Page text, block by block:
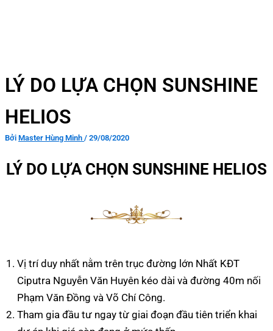
LÝ DO LỰA CHỌN SUNSHINE
HELIOS
Bởi Master Hùng Minh / 29/08/2020
LÝ DO LỰA CHỌN SUNSHINE HELIOS
Vị trí duy nhất nằm trên trục đường lớn Nhất KĐT
Ciputra Nguyễn Văn Huyên kéo dài và đường 40m nối
Phạm Văn Đồng và Võ Chí Công.
Tham gia đầu tư ngay từ giai đoạn đầu tiên triển khai